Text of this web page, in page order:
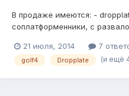
В продаже имеются: -
соплатформенники, с
забивные шпильки из
с потайной головкой. Цена:
21 июля, 2014 7
golf4 Dropplate (и ещё